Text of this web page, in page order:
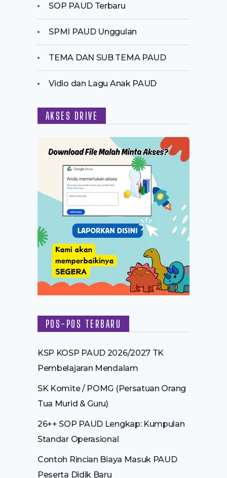
SOP PAUD Terbaru
SPMI PAUD Unggulan
TEMA DAN SUB TEMA PAUD
Vidio dan Lagu Anak PAUD
AKSES DRIVE
POS-POS TERBARU
KSP KOSP PAUD 2026/2027 TK
Pembelajaran Mendalam
SK Komite / POMG (Persatuan Orang
Tua Murid & Guru)
26++ SOP PAUD Lengkap: Kumpulan
Standar Operasional
Contoh Rincian Biaya Masuk PAUD
Peserta Didik Baru